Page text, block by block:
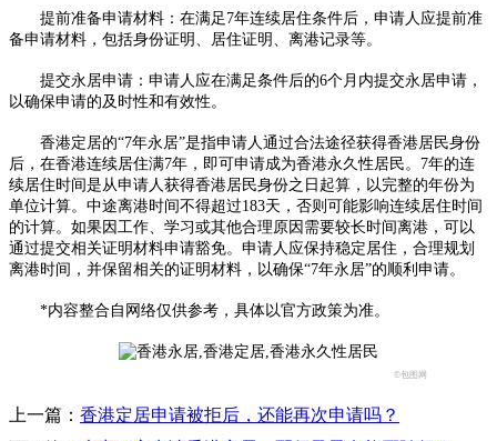
提前准备申请材料：在满足7年连续居住条件后，申请人应提前准
备申请材料，包括身份证明、居住证明、离港记录等。
提交永居申请：申请人应在满足条件后的6个月内提交永居申请，
以确保申请的及时性和有效性。
香港定居的“7年永居”是指申请人通过合法途径获得香港居民身份
后，在香港连续居住满7年，即可申请成为香港永久性居民。7年的连
续居住时间是从申请人获得香港居民身份之日起算，以完整的年份为
单位计算。中途离港时间不得超过183天，否则可能影响连续居住时间
的计算。如果因工作、学习或其他合理原因需要较长时间离港，可以
通过提交相关证明材料申请豁免。申请人应保持稳定居住，合理规划
离港时间，并保留相关的证明材料，以确保“7年永居”的顺利申请。
*内容整合自网络仅供参考，具体以官方政策为准。
©包图网
上一篇： 香港定居申请被拒后，还能再次申请吗？